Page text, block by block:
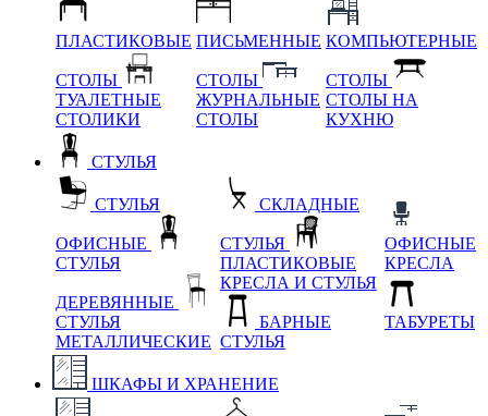
ПЛАСТИКОВЫЕ
СТОЛЫ
ТУАЛЕТНЫЕ
СТОЛИКИ
ПИСЬМЕННЫЕ
СТОЛЫ
ЖУРНАЛЬНЫЕ
СТОЛЫ
КОМПЬЮТЕРНЫЕ
СТОЛЫ
СТОЛЫ НА
КУХНЮ
СТУЛЬЯ
СТУЛЬЯ
ОФИСНЫЕ
СТУЛЬЯ
ДЕРЕВЯННЫЕ
СТУЛЬЯ
МЕТАЛЛИЧЕСКИЕ
СКЛАДНЫЕ
СТУЛЬЯ
ПЛАСТИКОВЫЕ
КРЕСЛА И СТУЛЬЯ
БАРНЫЕ
СТУЛЬЯ
ОФИСНЫЕ
КРЕСЛА
ТАБУРЕТЫ
ШКАФЫ И ХРАНЕНИЕ